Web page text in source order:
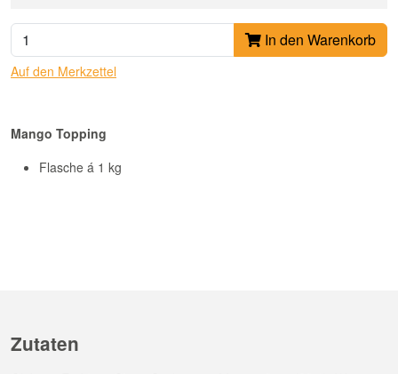
In den Warenkorb
Auf den Merkzettel
Mango Topping
Flasche á 1 kg
Zutaten